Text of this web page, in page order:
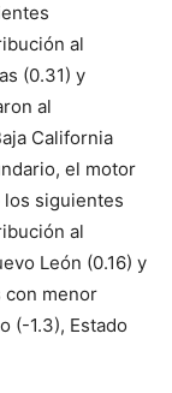
al
(0.31) y
al
California
el motor
siguientes
al
León (0.16) y
con menor
(-1.3), Estado